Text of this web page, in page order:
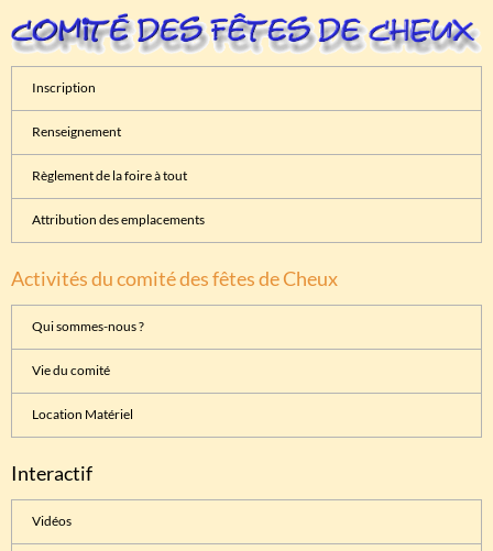
Inscription
Renseignement
Règlement de la foire à tout
Attribution des emplacements
Activités du comité des fêtes de Cheux
Qui sommes-nous ?
Vie du comité
Location Matériel
Interactif
Vidéos